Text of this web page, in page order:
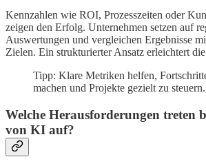
Kennzahlen wie ROI, Prozesszeiten oder
zeigen den Erfolg. Unternehmen setzen auf
Auswertungen und vergleichen Ergebnisse
Zielen. Ein strukturierter Ansatz erleichtert
Tipp: Klare Metriken helfen,
machen und Projekte gezielt zu steuern.
Welche Herausforderungen treten
von KI auf?